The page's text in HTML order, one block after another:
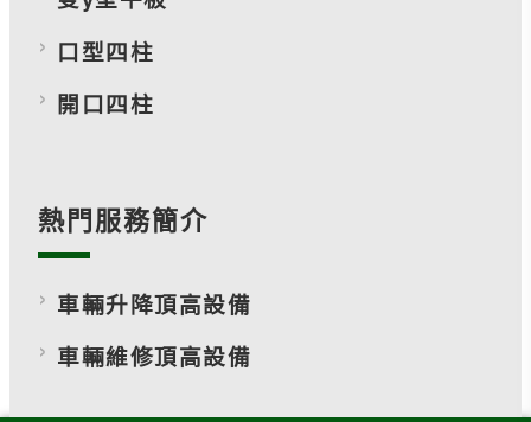
口型四柱
開口四柱
熱門服務簡介
車輛升降頂高設備
車輛維修頂高設備